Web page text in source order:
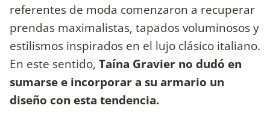
referentes de moda comenzaron a recuperar
prendas maximalistas, tapados voluminosos y
estilismos inspirados en el lujo clásico italiano.
En este sentido, Taína Gravier no dudó en
sumarse e incorporar a su armario un
diseño con esta tendencia.